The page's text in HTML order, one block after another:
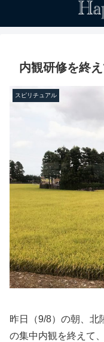
内観研修を終
スピリチュアル
昨日（9/8）の朝、北
の集中内観を終えて